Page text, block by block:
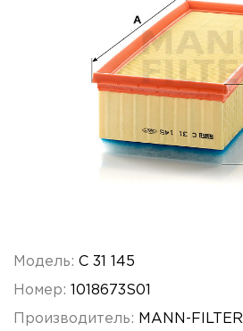
Модель: C 31 145
Номер: 1018673S01
Производитель: MANN-FILTER